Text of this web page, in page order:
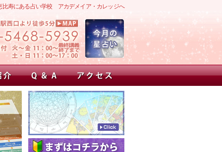
比寿にある占い学校 アカデメイア・カレッジへ